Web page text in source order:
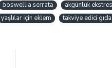
boswellia serrata akgünlük
yaşlılar için eklem takviye edici gıda